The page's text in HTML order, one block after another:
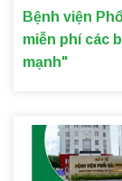
Bệnh viện
miễn phí các
mạnh"